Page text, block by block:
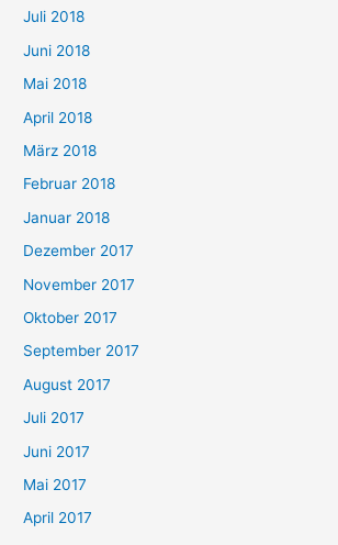
Juli 2018
Juni 2018
Mai 2018
April 2018
März 2018
Februar 2018
Januar 2018
Dezember 2017
November 2017
Oktober 2017
September 2017
August 2017
Juli 2017
Juni 2017
Mai 2017
April 2017